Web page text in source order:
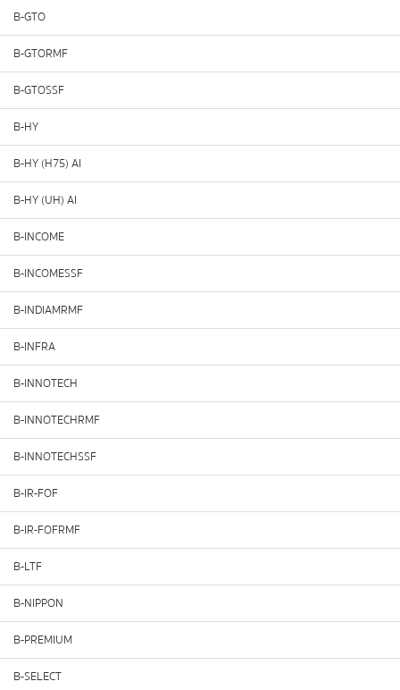
B-GTO
B-GTORMF
B-GTOSSF
B-HY
B-HY (H75) AI
B-HY (UH) AI
B-INCOME
B-INCOMESSF
B-INDIAMRMF
B-INFRA
B-INNOTECH
B-INNOTECHRMF
B-INNOTECHSSF
B-IR-FOF
B-IR-FOFRMF
B-LTF
B-NIPPON
B-PREMIUM
B-SELECT